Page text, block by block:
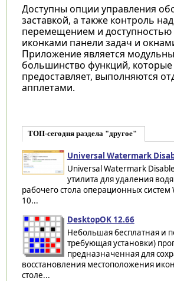
Доступны опции управления
заставкой, а также контроль над
перемещением и
иконками панели задач и
Приложение является
большинство функций,
предоставляет, выполняются
апплетами.
ТОП-сегодня раздела "другое"
Universal Watermark
Universal Watermark
утилита для удаления
рабочего стола операционных систем
10...
DesktopOK 12.66
Небольшая бесплатная и
требующая установки)
предназначенная для
восстановления местоположения
столе...